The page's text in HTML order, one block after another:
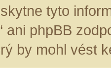
tyto
ani phpBB
by mohl vést